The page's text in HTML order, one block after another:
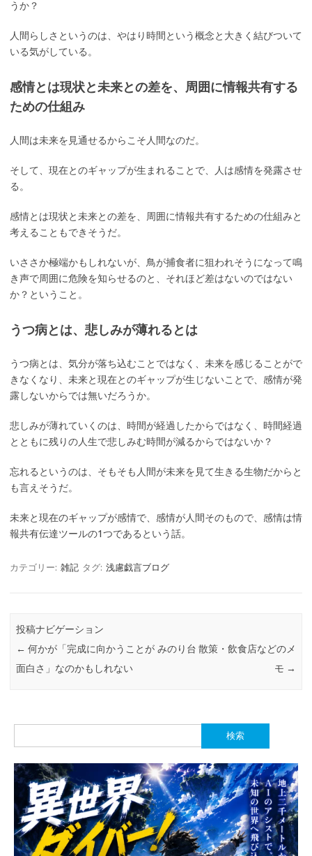
うか？
人間らしさというのは、やはり時間という概念と大きく結びついて
いる気がしている。
感情とは現状と未来との差を、周囲に情報共有する
ための仕組み
人間は未来を見通せるからこそ人間なのだ。
そして、現在とのギャップが生まれることで、人は感情を発露させ
る。
感情とは現状と未来との差を、周囲に情報共有するための仕組みと
考えることもできそうだ。
いささか極端かもしれないが、鳥が捕食者に狙われそうになって鳴
き声で周囲に危険を知らせるのと、それほど差はないのではない
か？ということ。
うつ病とは、悲しみが薄れるとは
うつ病とは、気分が落ち込むことではなく、未来を感じることがで
きなくなり、未来と現在とのギャップが生じないことで、感情が発
露しないからでは無いだろうか。
悲しみが薄れていくのは、時間が経過したからではなく、時間経過
とともに残りの人生で悲しみむ時間が減るからではないか？
忘れるというのは、そもそも人間が未来を見て生きる生物だからと
も言えそうだ。
未来と現在のギャップが感情で、感情が人間そのもので、感情は情
報共有伝達ツールの1つであるという話。
カテゴリー: 雑記 タグ: 浅慮戯言ブログ
投稿ナビゲーション
← 何かが「完成に向かうことが
面白さ」なのかもしれない
みのり台 散策・飲食店などのメ
モ →
索: